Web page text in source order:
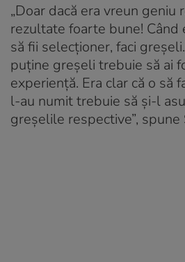
„Doar dacă era vreun geniu
rezultate foarte bune! Când
să fii selecționer, faci
puține greșeli trebuie să ai
experiență. Era clar că o să
l-au numit trebuie să și-l
greșelile respective”, spune